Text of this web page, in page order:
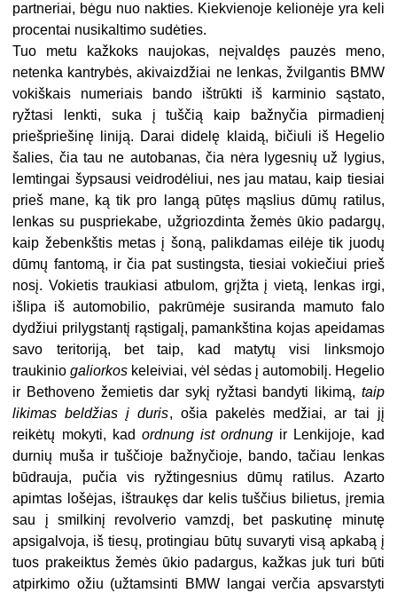
partneriai, bėgu nuo nakties. Kiekvienoje kelionėje yra keli
procentai nusikaltimo sudėties.
Tuo metu kažkoks naujokas, neįvaldęs pauzės meno,
netenka kantrybės, akivaizdžiai ne lenkas, žvilgantis BMW
vokiškais numeriais bando ištrūkti iš karminio sąstato,
ryžtasi lenkti, suka į tuščią kaip bažnyčia pirmadienį
priešpriešinę liniją. Darai didelę klaidą, bičiuli iš Hegelio
šalies, čia tau ne autobanas, čia nėra lygesnių už lygius,
lemtingai šypsausi veidrodėliui, nes jau matau, kaip tiesiai
prieš mane, ką tik pro langą pūtęs mąslius dūmų ratilus,
lenkas su puspriekabe, užgriozdinta žemės ūkio padargų,
kaip žebenkštis metas į šoną, palikdamas eilėje tik juodų
dūmų fantomą, ir čia pat sustingsta, tiesiai vokiečiui prieš
nosį. Vokietis traukiasi atbulom, grįžta į vietą, lenkas irgi,
išlipa iš automobilio, pakrūmėje susiranda mamuto falo
dydžiui prilygstantį rąstigalį, pamankština kojas apeidamas
savo teritoriją, bet taip, kad matytų visi linksmojo
traukiniogaliorkos keleiviai, vėl sėdas į automobilį. Hegelio
ir Bethoveno žemietis dar sykį ryžtasi bandyti likimą, taip
likimas beldžias į duris, ošia pakelės medžiai, ar tai jį
reikėtų mokyti, kad ordnung ist ordnung ir Lenkijoje, kad
durnių muša ir tuščioje bažnyčioje, bando, tačiau lenkas
būdrauja, pučia vis ryžtingesnius dūmų ratilus. Azarto
apimtas lošėjas, ištraukęs dar kelis tuščius bilietus, įremia
sau į smilkinį revolverio vamzdį, bet paskutinę minutę
apsigalvoja, iš tiesų, protingiau būtų suvaryti visą apkabą į
tuos prakeiktus žemės ūkio padargus, kažkas juk turi būti
atpirkimo ožiu (užtamsinti BMW langai verčia apsvarstyti